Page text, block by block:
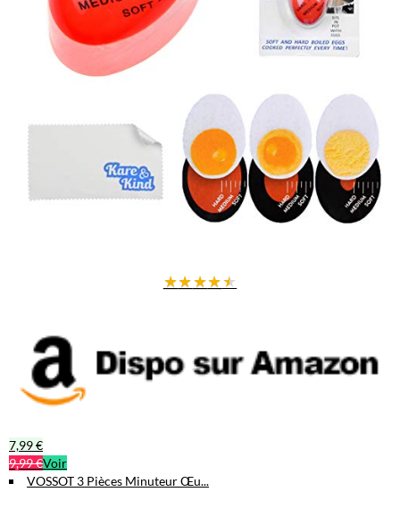
★★★★★
7,99 €
9,99 €Voir
VOSSOT 3 Pièces Minuteur Œu...